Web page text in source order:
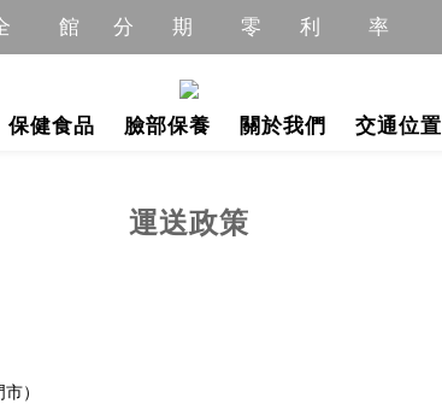
館       分        期          零        利          率
館       分        期          零        利          率
全       館       限         時           優         惠         中
全         館         商        品         免         運         中
保健食品 臉部保養 關於我們 交通位置
運送政策
）